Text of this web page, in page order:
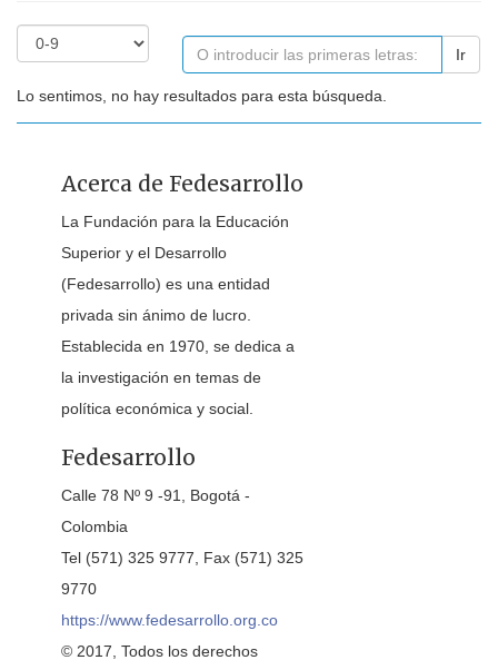
Ir
Lo sentimos, no hay resultados para esta búsqueda.
Acerca de Fedesarrollo
La Fundación para la Educación
Superior y el Desarrollo
(Fedesarrollo) es una entidad
privada sin ánimo de lucro.
Establecida en 1970, se dedica a
la investigación en temas de
política económica y social.
Fedesarrollo
Calle 78 Nº 9 -91, Bogotá -
Colombia
Tel (571) 325 9777, Fax (571) 325
9770
https://www.fedesarrollo.org.co
© 2017, Todos los derechos